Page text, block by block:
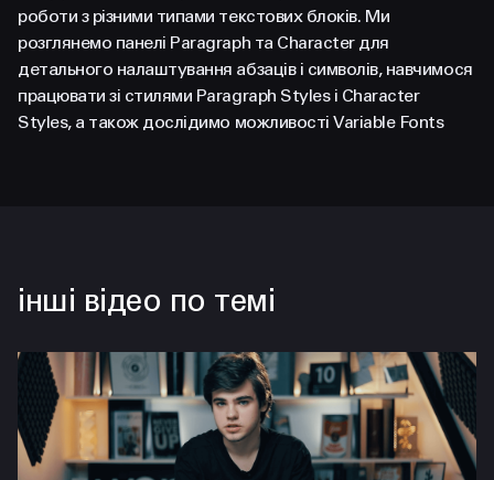
роботи з різними типами текстових блоків. Ми
розглянемо панелі Paragraph та Character для
детального налаштування абзаців і символів, навчимося
працювати зі стилями Paragraph Styles і Character
Styles, а також дослідимо можливості Variable Fonts
інші відео по темі